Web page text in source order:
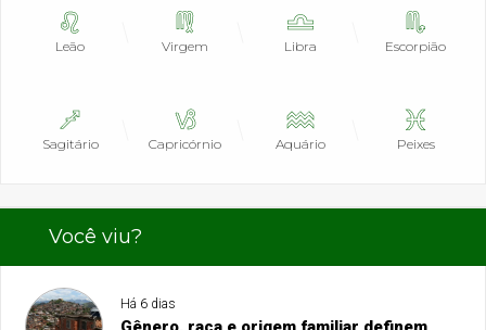
Leão Virgem Libra Escorpião
Sagitário Capricórnio Aquário Peixes
Você viu?
Há 6 dias